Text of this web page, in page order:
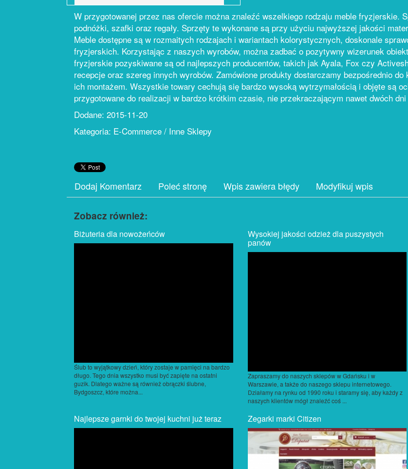
W przygotowanej przez nas ofercie można znaleźć wszelkiego rodzaju meble fryzjerskie.
podnóżki, szafki oraz regały. Sprzęty te wykonane są przy użyciu najwyższej jakości
Meble dostępne są w rozmaitych rodzajach i wariantach kolorystycznych, doskonale
fryzjerskich. Korzystając z naszych wyrobów, można zadbać o pozytywny wizerunek
fryzjerskie pozyskiwane są od najlepszych producentów, takich jak Ayala, Fox czy
recepcje oraz szereg innych wyrobów. Zamówione produkty dostarczamy bezpośrednio
ich montażem. Wszystkie towary cechują się bardzo wysoką wytrzymałością i objęte są
przygotowane do realizacji w bardzo krótkim czasie, nie przekraczającym nawet dwóch
Dodane: 2015-11-20
Kategoria: E-Commerce / Inne Sklepy
Dodaj Komentarz Poleć stronę Wpis zawiera błędy Modyfikuj wpis
Zobacz również:
Biżuteria dla nowożeńców
Ślub to wyjątkowy dzień, który zostaje w pamięci na bardzo
długo. Tego dnia wszystko musi być zapięte na ostatni
guzik. Dlatego ważne są również obrączki ślubne,
Bydgoszcz, które można...
Wysokiej jakości odzież dla puszystych
panów
Zapraszamy do naszych sklepów w Gdańsku i w
Warszawie, a także do naszego sklepu internetowego.
Działamy na rynku od 1990 roku i staramy się, aby każdy z
naszych klientów mógł znaleźć coś ...
Najlepsze garnki do twojej kuchni już teraz Zegarki marki Citizen